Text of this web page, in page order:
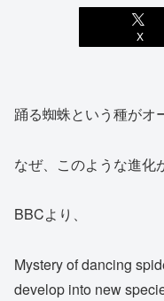
X
踊る蜘蛛という種がオ
なぜ、このような進化
BBCより、
Mystery of dancing
develop into new